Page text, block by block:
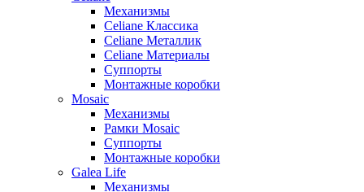
Механизмы
Celiane Классика
Celiane Металлик
Celiane Материалы
Суппорты
Монтажные коробки
Mosaic
Механизмы
Рамки Mosaic
Суппорты
Монтажные коробки
Galea Life
Механизмы